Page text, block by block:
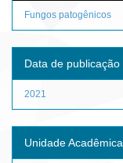
Fungos patogênicos
Data de publicação
2021
Unidade Acadêmica